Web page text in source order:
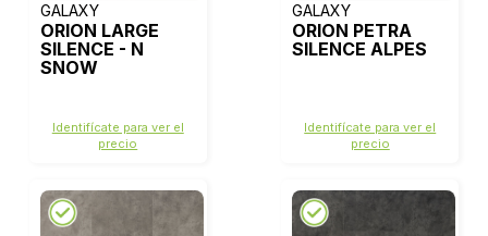
GALAXY
ORION LARGE
SILENCE - N
SNOW
Identifícate para ver el
precio
GALAXY
ORION PETRA
SILENCE ALPES
Identifícate para ver el
precio